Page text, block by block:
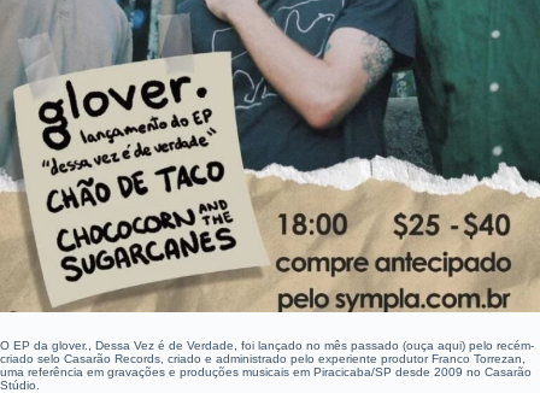
O EP da glover., Dessa Vez é de Verdade, foi lançado no mês passado (ouça aqui) pelo recém-
criado selo Casarão Records, criado e administrado pelo experiente produtor Franco Torrezan,
uma referência em gravações e produções musicais em Piracicaba/SP desde 2009 no Casarão
Stúdio.